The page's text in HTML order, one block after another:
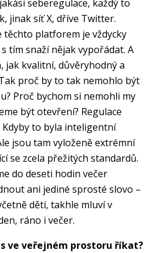
seberegulace, každý to
jinak síť X, dříve Twitter.
těchto platforem je vždycky
tím snaží nějak vypořádat. A
jak kvalitní, důvěryhodný a
proč by to tak nemohlo být
Proč bychom si nemohli my
být otevření? Regulace
Kdyby to byla inteligentní
jsou tam vyloženě extrémní
se zcela přežitých standardů.
do deseti hodin večer
ani jediné sprosté slovo –
dětí, takhle mluví v
ráno i večer.
ve veřejném prostoru říkat?